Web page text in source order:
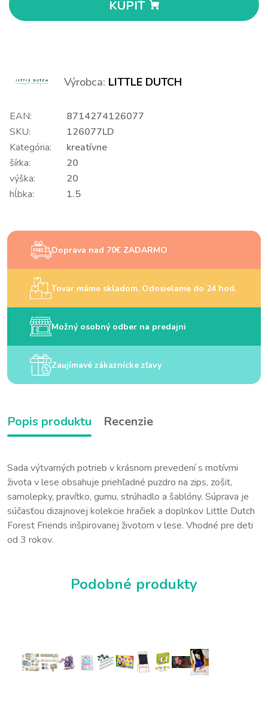
KÚPIŤ
Výrobca: LITTLE DUTCH
EAN:
8714274126077
SKU:
126077LD
Kategória:
kreatívne
šírka:
20
výška:
20
hĺbka:
1.5
Doprava nad 70€ ZADARMO
Tovar máme skladom. Odosielame do 24 hod.
Možný osobný odber na predajni
Zaujímavé zákaznícke zľavy
Popis produktu Recenzie
Sada výtvarných potrieb v krásnom prevedení s motívmi
života v lese obsahuje priehľadné puzdro na zips, zošit,
samolepky, pravítko, gumu, strúhadlo a šablóny. Súprava je
súčasťou dizajnovej kolekcie hračiek a doplnkov Little Dutch
Forest Friends inšpirovanej životom v lese. Vhodné pre deti
od 3 rokov.
Podobné produkty